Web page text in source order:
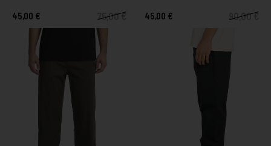
45,00 € 75,00 € 45,00 € 90,00 €